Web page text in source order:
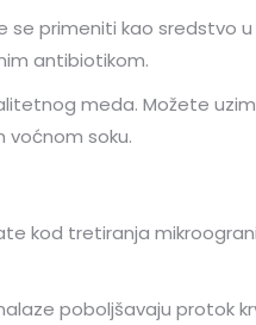
se primeniti kao sredstvo
antibiotikom.
meda. Možete
voćnom soku.
kod tretiranja
poboljšavaju protok